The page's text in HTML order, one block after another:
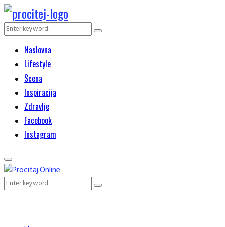
Search
Search
Naslovna
Lifestyle
Scena
Inspiracija
Zdravlje
Facebook
Instagram
Primary
Menu
Search
Search